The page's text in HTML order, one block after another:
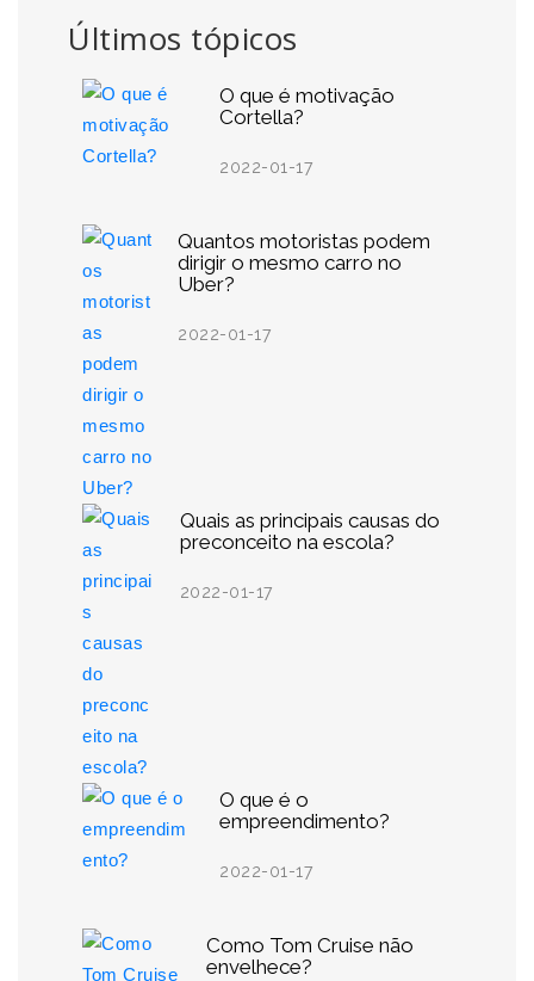
Últimos tópicos
O que é motivação
Cortella?
2022-01-17
Quantos motoristas podem
dirigir o mesmo carro no
Uber?
2022-01-17
Quais as principais causas do
preconceito na escola?
2022-01-17
O que é o
empreendimento?
2022-01-17
Como Tom Cruise não
envelhece?